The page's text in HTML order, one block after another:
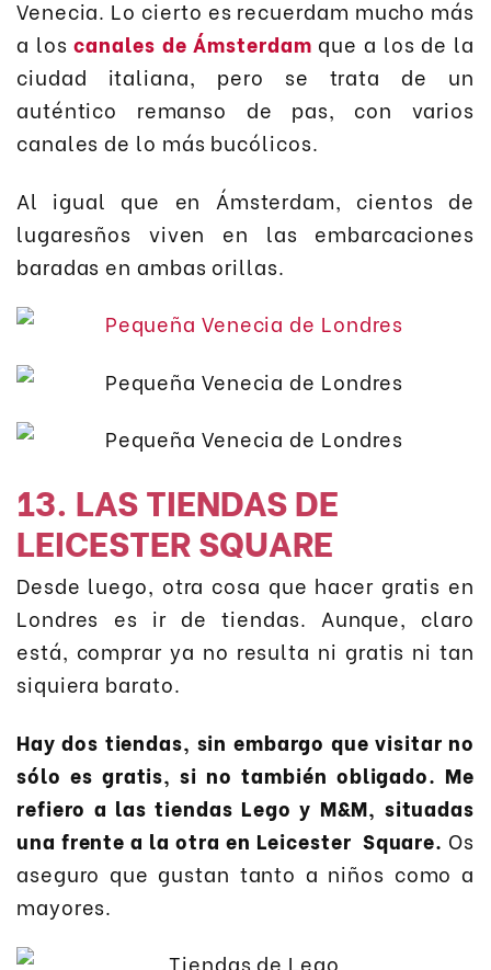
Venecia. Lo cierto es recuerdam mucho más
a loscanales de Ámsterdam que a los de la
ciudad italiana, pero se trata de un
auténtico remanso de pas, con varios
canales de lo más bucólicos.
Al igual que en Ámsterdam, cientos de
lugaresños viven en las embarcaciones
baradas en ambas orillas.
13. LAS TIENDAS DE
LEICESTER SQUARE
Desde luego, otra cosa que hacer gratis en
Londres es ir de tiendas. Aunque, claro
está, comprar ya no resulta ni gratis ni tan
siquiera barato.
Hay dos tiendas, sin embargo que visitar no
sólo es gratis, si no también obligado. Me
refiero a las tiendas Lego y M&M, situadas
una frente a la otra en Leicester Square. Os
aseguro que gustan tanto a niños como a
mayores.